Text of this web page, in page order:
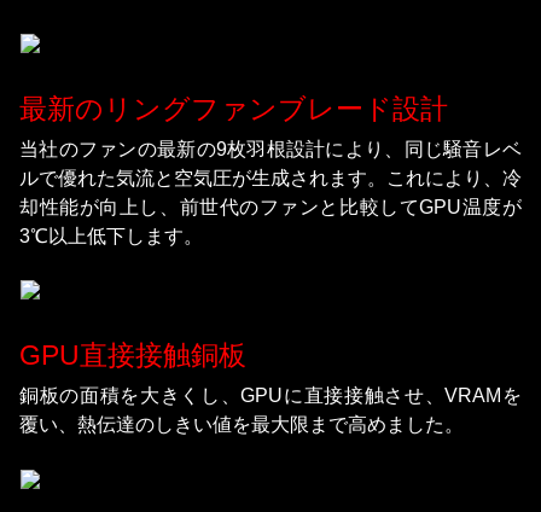
最新のリングファンブレード設計
当社のファンの最新の9枚羽根設計により、同じ騒音レベ
ルで優れた気流と空気圧が生成されます。これにより、冷
却性能が向上し、前世代のファンと比較してGPU温度が
3℃以上低下します。
GPU直接接触銅板
銅板の面積を大きくし、GPUに直接接触させ、VRAMを
覆い、熱伝達のしきい値を最大限まで高めました。